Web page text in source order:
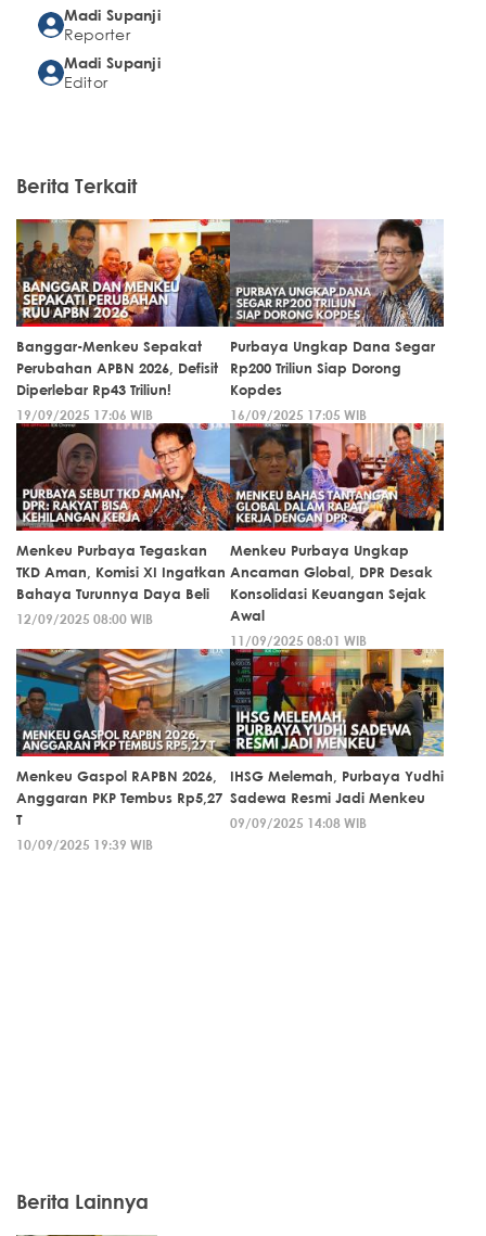
Madi Supanji
Reporter
Madi Supanji
Editor
Berita Terkait
Banggar-Menkeu Sepakat
Perubahan APBN 2026, Defisit
Diperlebar Rp43 Triliun!
19/09/2025 17:06 WIB
Purbaya Ungkap Dana Segar
Rp200 Triliun Siap Dorong
Kopdes
16/09/2025 17:05 WIB
Menkeu Purbaya Tegaskan
TKD Aman, Komisi XI Ingatkan
Bahaya Turunnya Daya Beli
12/09/2025 08:00 WIB
Menkeu Purbaya Ungkap
Ancaman Global, DPR Desak
Konsolidasi Keuangan Sejak
Awal
11/09/2025 08:01 WIB
Menkeu Gaspol RAPBN 2026,
Anggaran PKP Tembus Rp5,27
T
10/09/2025 19:39 WIB
IHSG Melemah, Purbaya Yudhi
Sadewa Resmi Jadi Menkeu
09/09/2025 14:08 WIB
Berita Lainnya